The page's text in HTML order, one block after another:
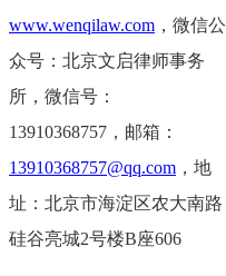
www.wenqilaw.com ，微信公
众号：北京文启律师事务
所，微信号：
13910368757，邮箱：
13910368757@qq.com ，地
址：北京市海淀区农大南路
硅谷亮城2号楼B座606